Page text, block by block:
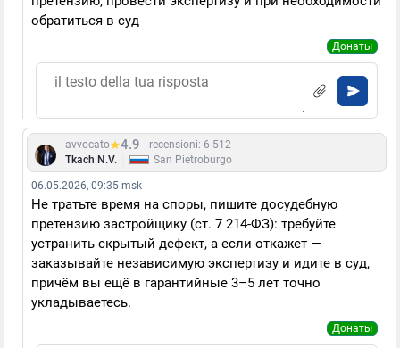
обратиться в суд
Донаты
avvocato 4.9
recensioni: 6 512
Tkach N.V.
San Pietroburgo
06.05.2026, 09:35 msk
Не тратьте время на споры, пишите досудебную
претензию застройщику (ст. 7 214-ФЗ): требуйте
устранить скрытый дефект, а если откажет —
заказывайте независимую экспертизу и идите в суд,
причём вы ещё в гарантийные 3–5 лет точно
укладываетесь.
Донаты